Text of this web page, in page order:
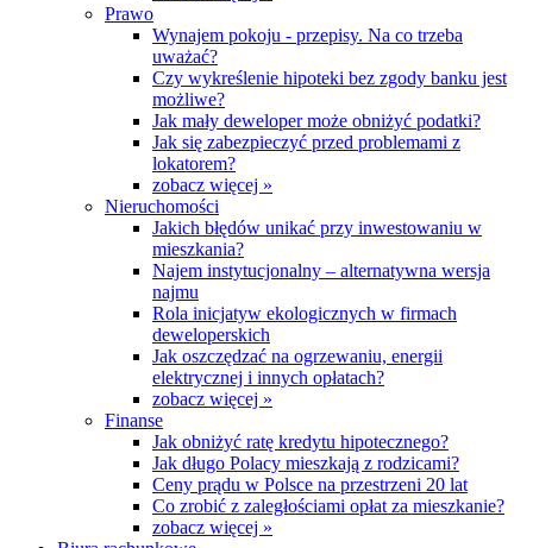
Prawo
Wynajem pokoju - przepisy. Na co trzeba
uważać?
Czy wykreślenie hipoteki bez zgody banku jest
możliwe?
Jak mały deweloper może obniżyć podatki?
Jak się zabezpieczyć przed problemami z
lokatorem?
zobacz więcej »
Nieruchomości
Jakich błędów unikać przy inwestowaniu w
mieszkania?
Najem instytucjonalny – alternatywna wersja
najmu
Rola inicjatyw ekologicznych w firmach
deweloperskich
Jak oszczędzać na ogrzewaniu, energii
elektrycznej i innych opłatach?
zobacz więcej »
Finanse
Jak obniżyć ratę kredytu hipotecznego?
Jak długo Polacy mieszkają z rodzicami?
Ceny prądu w Polsce na przestrzeni 20 lat
Co zrobić z zaległościami opłat za mieszkanie?
zobacz więcej »